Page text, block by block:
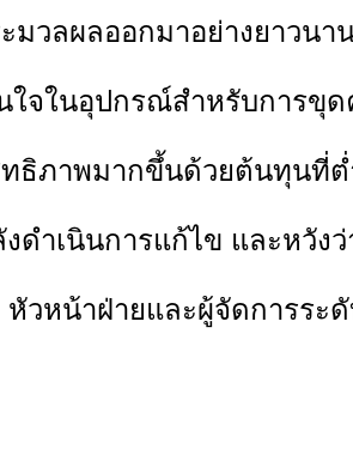
ลผลออกมาอย่างยาวนาน
ใจในอุปกรณ์สำหรับการขุด
ธิภาพมากขึ้นด้วยต้นทุนที่ต่
ำเนินการแก้ไข และหวัง
หัวหน้าฝ่ายและผู้จัดการระ